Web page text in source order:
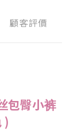
顧客評價
包臀小裤
)